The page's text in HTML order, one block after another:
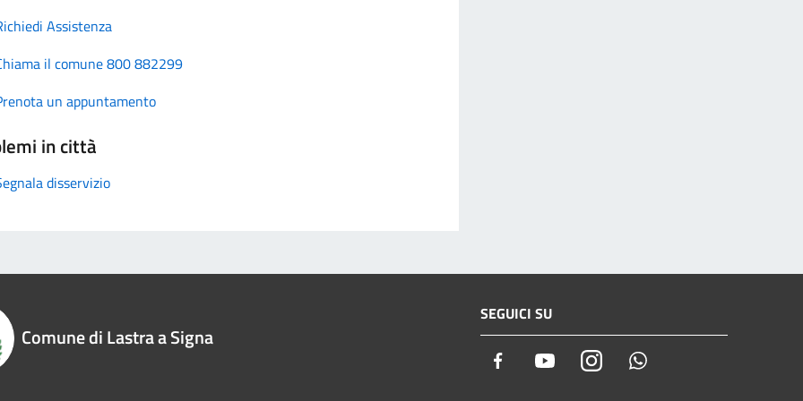
Assistenza
il comune 800 882299
un appuntamento
in città
disservizio
Comune di Lastra a Signa
SEGUICI SU
Facebook YoutubeInstagram